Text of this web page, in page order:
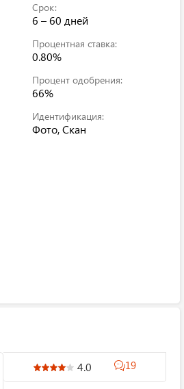
Срок:
6 – 60 дней
Процентная ставка:
0.80%
Процент одобрения:
66%
Идентификация:
Фото, Скан
4.0 19